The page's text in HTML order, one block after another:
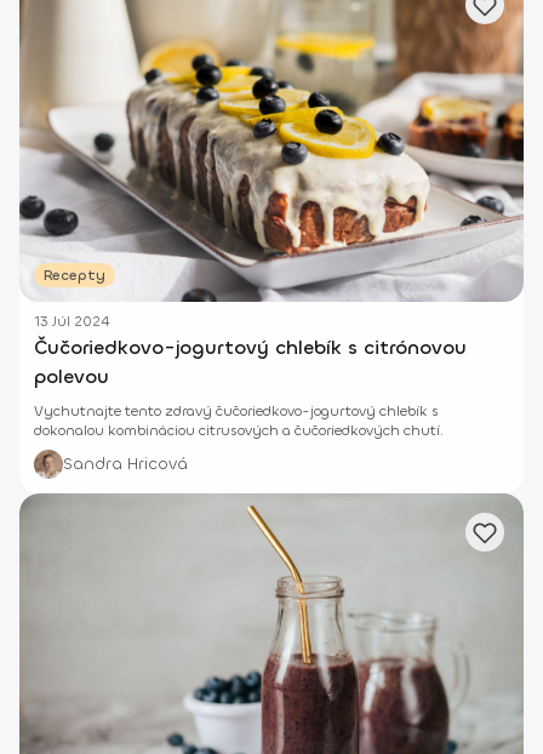
Recepty
13 Júl 2024
Čučoriedkovo-jogurtový chlebík s citrónovou
polevou
Vychutnajte tento zdravý čučoriedkovo-jogurtový chlebík s
dokonalou kombináciou citrusových a čučoriedkových chutí.
Sandra Hricová